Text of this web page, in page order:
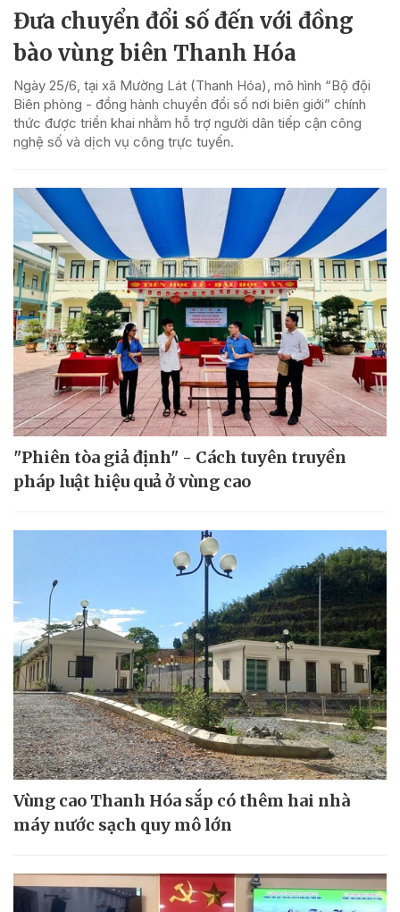
Đưa chuyển đổi số đến với đồng
bào vùng biên Thanh Hóa
Ngày 25/6, tại xã Mường Lát (Thanh Hóa), mô hình “Bộ đội
Biên phòng - đồng hành chuyển đổi số nơi biên giới” chính
thức được triển khai nhằm hỗ trợ người dân tiếp cận công
nghệ số và dịch vụ công trực tuyến.
"Phiên tòa giả định" - Cách tuyên truyền
pháp luật hiệu quả ở vùng cao
Vùng cao Thanh Hóa sắp có thêm hai nhà
máy nước sạch quy mô lớn